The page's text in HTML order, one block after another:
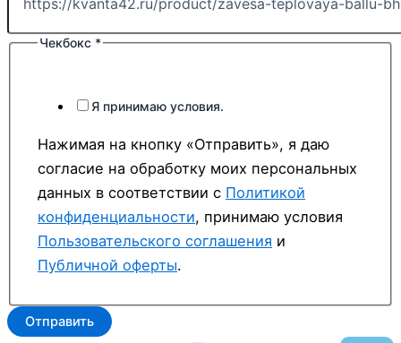
Чекбокс *
Я принимаю условия.
Нажимая на кнопку «Отправить», я даю
согласие на обработку моих персональных
данных в соответствии с Политикой
конфиденциальности, принимаю условия
Пользовательского соглашения и
Публичной оферты.
Отправить